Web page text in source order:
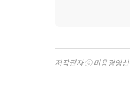
저작권자 ⓒ 미용경영신